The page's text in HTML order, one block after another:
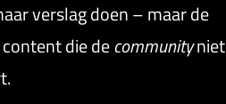
verslag doen – maar de
die decommunityniet